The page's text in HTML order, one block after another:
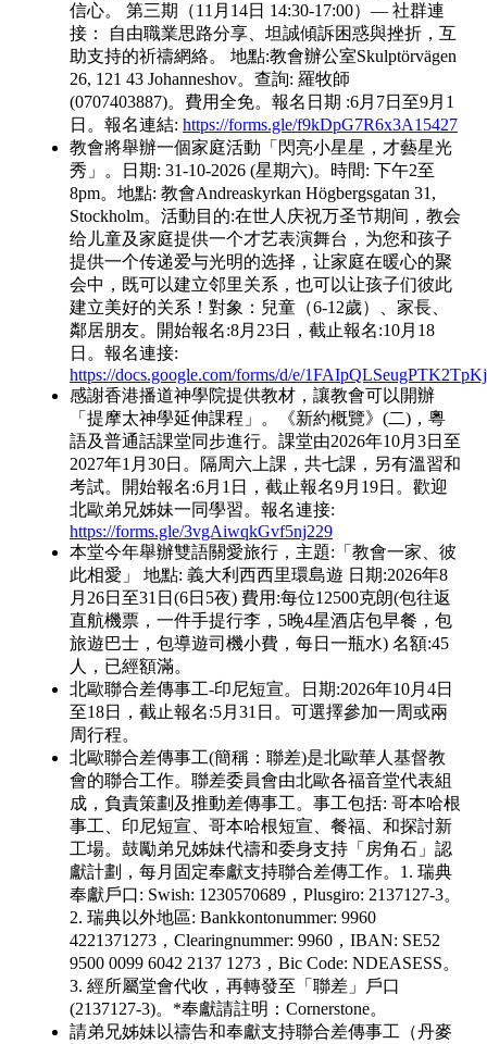
信心。 第三期（11月14日 14:30-17:00）— 社群連
接： 自由職業思路分享、坦誠傾訴困惑與挫折，互
助支持的祈禱網絡。 地點:教會辦公室Skulptörvägen
26, 121 43 Johanneshov。查詢: 羅牧師
(0707403887)。費用全免。報名日期 :6月7日至9月1
日。報名連結: https://forms.gle/f9kDpG7R6x3A15427
教會將舉辦一個家庭活動「閃亮小星星，才藝星光
秀」。日期: 31-10-2026 (星期六)。時間: 下午2至
8pm。地點: 教會Andreaskyrkan Högbergsgatan 31,
Stockholm。活動目的:在世人庆祝万圣节期间，教会
给儿童及家庭提供一个才艺表演舞台，为您和孩子
提供一个传递爱与光明的选择，让家庭在暖心的聚
会中，既可以建立邻里关系，也可以让孩子们彼此
建立美好的关系！對象：兒童（6-12歲）、家長、
鄰居朋友。開始報名:8月23日，截止報名:10月18
日。報名連接:
https://docs.google.com/forms/d/e/
感謝香港播道神學院提供教材，讓教會可以開辦
「提摩太神學延伸課程」。《新約概覽》(二)，粵
語及普通話課堂同步進行。課堂由2026年10月3日至
2027年1月30日。隔周六上課，共七課，另有溫習和
考試。開始報名:6月1日，截止報名9月19日。歡迎
北歐弟兄姊妹一同學習。報名連接:
https://forms.gle/3vgAiwqkGvf5nj229
本堂今年舉辦雙語關愛旅行，主題:「教會一家、彼
此相愛」 地點: 義大利西西里環島遊 日期:2026年8
月26日至31日(6日5夜) 費用:每位12500克朗(包往返
直航機票，一件手提行李，5晚4星酒店包早餐，包
旅遊巴士，包導遊司機小費，每日一瓶水) 名額:45
人，已經額滿。
北歐聯合差傳事工-印尼短宣。日期:2026年10月4日
至18日，截止報名:5月31日。可選擇參加一周或兩
周行程。
北歐聯合差傳事工(簡稱：聯差)是北歐華人基督教
會的聯合工作。聯差委員會由北歐各福音堂代表組
成，負責策劃及推動差傳事工。事工包括: 哥本哈根
事工、印尼短宣、哥本哈根短宣、餐福、和探討新
工場。鼓勵弟兄姊妹代禱和委身支持「房角石」認
獻計劃，每月固定奉獻支持聯合差傳工作。1. 瑞典
奉獻戶口: Swish: 1230570689，Plusgiro: 2137127-3。
2. 瑞典以外地區: Bankkontonummer: 9960
4221371273，Clearingnummer: 9960，IBAN: SE52
9500 0099 6042 2137 1273，Bic Code: NDEASESS。
3. 經所屬堂會代收，再轉發至「聯差」戶口
(2137127-3)。*奉獻請註明：Cornerstone。
請弟兄姊妹以禱告和奉獻支持聯合差傳事工（丹麥